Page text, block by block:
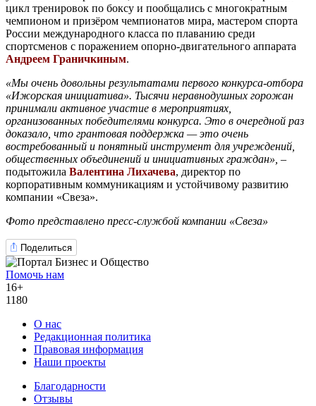
цикл тренировок по боксу и пообщались с многократным
чемпионом и призёром чемпионатов мира, мастером спорта
России международного класса по плаванию среди
спортсменов с поражением опорно-двигательного аппарата
Андреем Граничкиным.
«Мы очень довольны результатами первого конкурса-отбора
«Ижорская инициатива». Тысячи неравнодушных горожан
принимали активное участие в мероприятиях,
организованных победителями конкурса. Это в очередной раз
доказало, что грантовая поддержка — это очень
востребованный и понятный инструмент для учреждений,
общественных объединений и инициативных граждан», –
подытожила Валентина Лихачева, директор по
корпоративным коммуникациям и устойчивому развитию
компании «Свеза».
Фото представлено пресс-службой компании «Свеза»
Поделиться
Помочь нам
16+
1180
О нас
Редакционная политика
Правовая информация
Наши проекты
Благодарности
Отзывы